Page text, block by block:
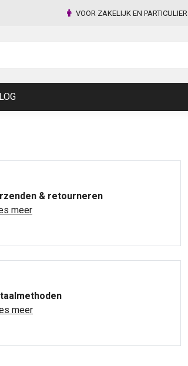
VOOR ZAKELIJK EN PARTICULIER
& retourneren
meer
meer